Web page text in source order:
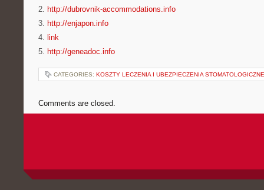
2. http://dubrovnik-accommodations.info
3. http://enjapon.info
4. link
5. http://geneadoc.info
CATEGORIES: KOSZTY LECZENIA I UBEZPIECZENIA
Comments are closed.